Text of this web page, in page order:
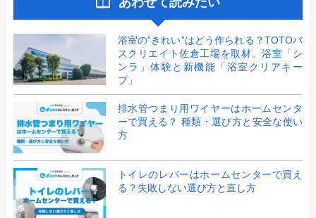
浴室の”きれい”はどう作られる？TOTOバ
スクリエイト佐倉工場を取材。浴室「シ
ンラ」体験と新機能「浴室クリアキー
プ」
排水管つまり用ワイヤーはホームセンタ
ーで買える？ 種類・選び方と安全な使い
方
トイレのレバーはホームセンターで買え
る？失敗しない選び方と直し方